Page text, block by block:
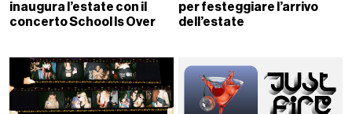
inaugura l’estate con il
concerto School Is Over
per festeggiare l’arrivo
dell’estate